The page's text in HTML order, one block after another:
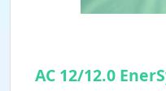
AC 12/12.0